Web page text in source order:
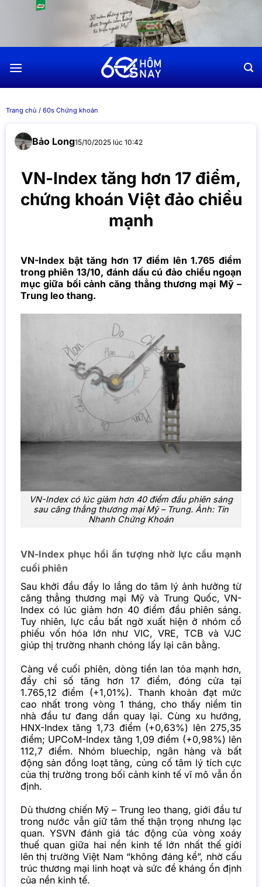
dung
Trang chủ / 60s Chứng khoán
Bảo Long15/10/2025 lúc 10:42
VN-Index tăng hơn 17 điểm,
chứng khoán Việt đảo chiều
mạnh
VN-Index bật tăng hơn 17 điểm lên 1.765 điểm
trong phiên 13/10, đánh dấu cú đảo chiều ngoạn
mục giữa bối cảnh căng thẳng thương mại Mỹ –
Trung leo thang.
VN-Index có lúc giảm hơn 40 điểm đầu phiên sáng
sau căng thẳng thương mại Mỹ – Trung. Ảnh: Tin
Nhanh Chứng Khoán
VN-Index phục hồi ấn tượng nhờ lực cầu mạnh
cuối phiên
Sau khởi đầu đầy lo lắng do tâm lý ảnh hưởng từ
căng thẳng thương mại Mỹ và Trung Quốc, VN-
Index có lúc giảm hơn 40 điểm đầu phiên sáng.
Tuy nhiên, lực cầu bất ngờ xuất hiện ở nhóm cổ
phiếu vốn hóa lớn như VIC, VRE, TCB và VJC
giúp thị trường nhanh chóng lấy lại cân bằng.
Càng về cuối phiên, dòng tiền lan tỏa mạnh hơn,
đẩy chỉ số tăng hơn 17 điểm, đóng cửa tại
1.765,12 điểm (+1,01%). Thanh khoản đạt mức
cao nhất trong vòng 1 tháng, cho thấy niềm tin
nhà đầu tư đang dần quay lại. Cùng xu hướng,
HNX-Index tăng 1,73 điểm (+0,63%) lên 275,35
điểm; UPCoM-Index tăng 1,09 điểm (+0,98%) lên
112,7 điểm. Nhóm bluechip, ngân hàng và bất
động sản đồng loạt tăng, củng cố tâm lý tích cực
của thị trường trong bối cảnh kinh tế vĩ mô vẫn ổn
định.
Dù thương chiến Mỹ – Trung leo thang, giới đầu tư
trong nước vẫn giữ tâm thế thận trọng nhưng lạc
quan. YSVN đánh giá tác động của vòng xoáy
thuế quan giữa hai nền kinh tế lớn nhất thế giới
lên thị trường Việt Nam “không đáng kể”, nhờ cấu
trúc thương mại linh hoạt và sức đề kháng ổn định
của nền kinh tế.